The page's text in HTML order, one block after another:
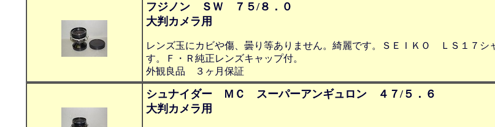
フジノン ＳＷ ７５/８．０
大判カメラ用
レンズ玉にカビや傷、曇り等ありません。綺麗です。ＳＥＩＫＯ ＬＳ１７シ
す。Ｆ・Ｒ純正レンズキャップ付。
外観良品 ３ヶ月保証
シュナイダー ＭＣ スーパーアンギュロン ４７/５．６
大判カメラ用